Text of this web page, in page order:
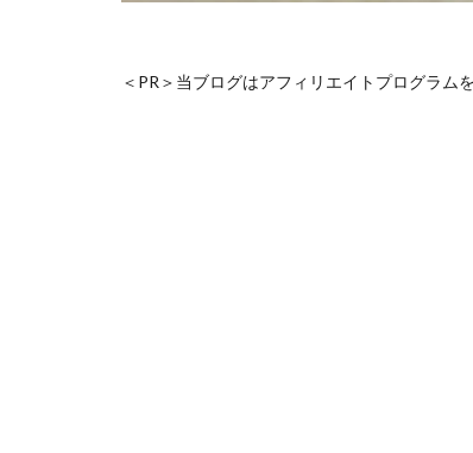
＜PR＞当ブログはアフィリエイトプログラ